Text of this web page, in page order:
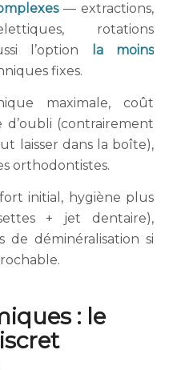
— extractions,
rotations
l’option
la moins
fixes.
maximale, coût
(contrairement
laisser dans la boîte),
orthodontistes.
initial, hygiène plus
+ jet dentaire),
de déminéralisation si
: le